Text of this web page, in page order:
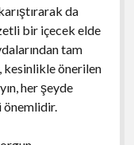
da
bir içecek elde
tam
kesinlikle önerilen
her şeyde
önemlidir.